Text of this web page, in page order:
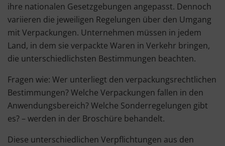
ihre nationalen Gesetzgebungen angepasst. Dennoch
variieren die jeweiligen Regelungen über den Umgang
mit Verpackungen. Unternehmen müssen in jedem
Land, in dem sie verpackte Waren in Verkehr bringen,
die unterschiedlichsten Bestimmungen beachten.
Fragen wie: Wer unterliegt den verpackungsrechtlichen
Bestimmungen? Welche Verpackungen fallen in den
Anwendungsbereich? Welche Sonderregelungen gibt
es? – werden in der Broschüre behandelt.
Diese unterschiedlichen Verpflichtungen aus den